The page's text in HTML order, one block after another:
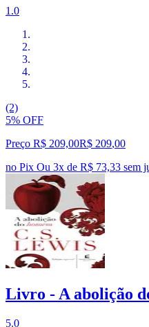
1.0
(2)
5% OFF
Preço R$ 209,00R$ 209,00
no Pix Ou 3x de R$ 73,33 sem
Livro - A abolição
5.0